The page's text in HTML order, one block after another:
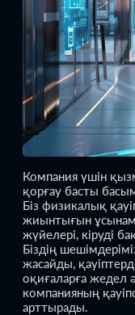
Компания үшін
қорғау басты
Біз физикалық
жиынтығын
жүйелері, кіруді
Біздің
жасайды,
оқиғаларға жедел
компанияның
арттырады.